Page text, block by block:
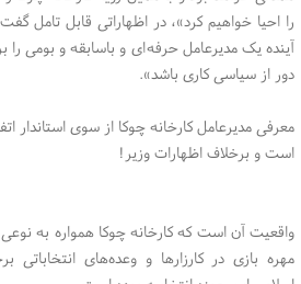
را احیا خواهیم کرد»، در اظهاراتی قابل تامل
آینده یک مدیرعامل حرفه ای و باسابقه و بومی
دور از سیاسی کاری باشد».
معرفی مدیرعامل کارخانه چوکا از سوی استاندار
است و برخلاف اظهارات وزیر!
واقعیت آن است که کارخانه چوکا همواره به
مهره بازی در کارزارها و وعده‌های